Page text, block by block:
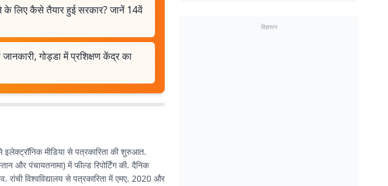
लिए कैसे तैयार हुई सरकार? जानें 14वें
गोड्डा में प्रशिक्षण केंद्र का
मीडिया से पत्रकारिता की शुरुआत.
और पंचायतनामा) में फील्ड रिपोर्टिंग की. दैनिक
विश्वविद्यालय से पत्रकारिता में एमए. 2020 और
विज्ञापन